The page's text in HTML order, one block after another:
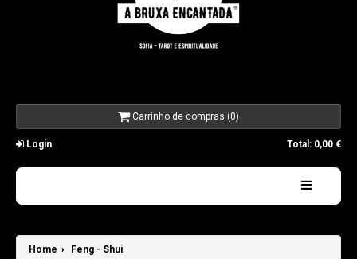
Carrinho de compras (0)
Login Total: 0,00 €
CONSULTAS de TAROT
Home › Feng - Shui